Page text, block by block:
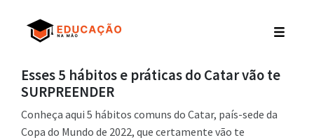
Esses 5 hábitos e práticas do Catar vão te
SURPREENDER
Conheça aqui 5 hábitos comuns do Catar, país-sede da
Copa do Mundo de 2022, que certamente vão te